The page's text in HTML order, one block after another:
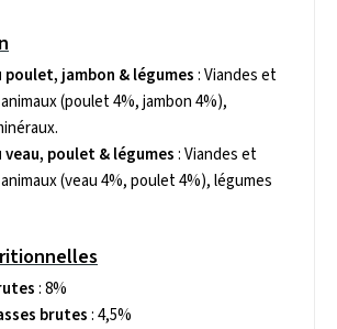
poulet, jambon & légumes: Viandes et
(poulet 4%, jambon 4%),
veau, poulet & légumes: Viandes et
(veau 4%, poulet 4%), légumes
: 8%
brutes: 4,5%